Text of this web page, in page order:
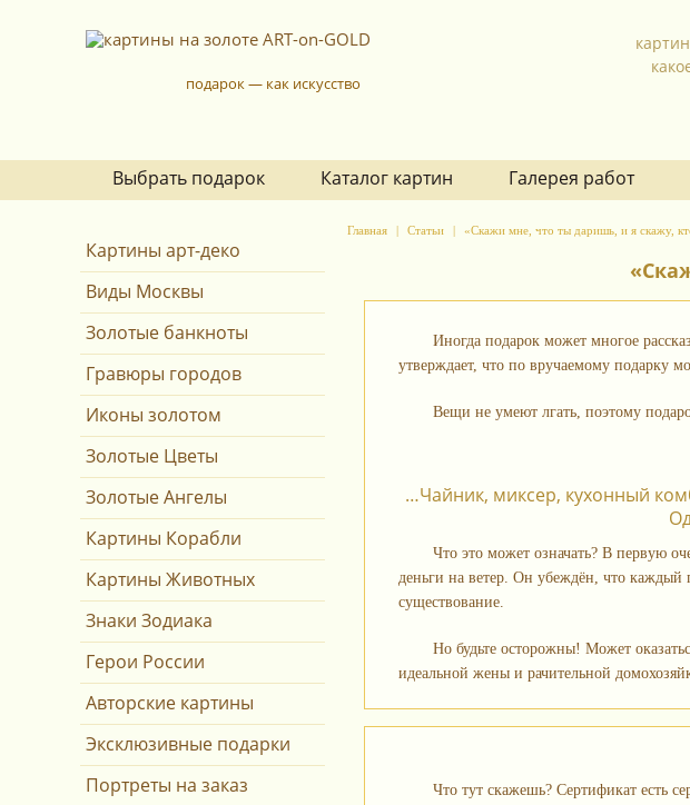
подарок — как искусство
Выбрать подарок Каталог картин Галерея работ
Картины арт-деко
Виды Москвы
Золотые банкноты
Гравюры городов
Иконы золотом
Золотые Цветы
Золотые Ангелы
Картины Корабли
Картины Животных
Знаки Зодиака
Герои России
Авторские картины
Эксклюзивные подарки
Портреты на заказ
Главная Статьи «Скажи мне, что ты даришь, и я скажу,
Иногда подарок может многое
утверждает, что по вручаемому подарку
Вещи не умеют лгать, поэтому
…Чайник, миксер, кухонный
Что это может означать? В первую
деньги на ветер. Он убеждён, что каждый
существование.
Но будьте осторожны! Может
идеальной жены и рачительной
Что тут скажешь? Сертификат есть